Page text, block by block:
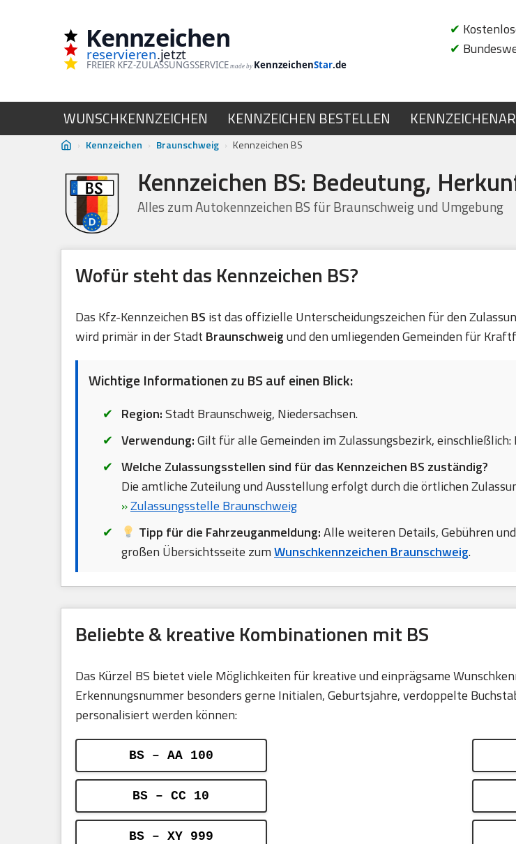
Kennzeichen
reservieren.jetzt
FREIER KFZ-ZULASSUNGSSERVICE made by KennzeichenStar.de
✔
✔
WUNSCHKENNZEICHEN KENNZEICHEN BESTELLEN
› Kennzeichen › Braunschweig › Kennzeichen BS
Kennzeichen BS: Bedeutung,
Alles zum Autokennzeichen BS für Braunschweig und Umgebung
Wofür steht das Kennzeichen BS?
Das Kfz-Kennzeichen BS ist das offizielle Unterscheidungszeichen für den
wird primär in der Stadt Braunschweigund den umliegenden Gemeinden für
Wichtige Informationen zu BS auf einen Blick:
Region:Stadt Braunschweig, Niedersachsen.
Verwendung:Gilt für alle Gemeinden im Zulassungsbezirk, einschließlich:
Welche Zulassungsstellen sind für das Kennzeichen BS zuständig?
Die amtliche Zuteilung und Ausstellung erfolgt durch die örtlichen
»Zulassungsstelle Braunschweig
Tipp für die Fahrzeuganmeldung:Alle weiteren Details, Gebühren
großen Übersichtsseite zumWunschkennzeichen Braunschweig.
Beliebte & kreative Kombinationen mit BS
Das Kürzel BS bietet viele Möglichkeiten für kreative und einprägsame
Erkennungsnummer besonders gerne Initialen, Geburtsjahre, verdoppelte
personalisiert werden können:
BS – AA 100
BS – CC 10
BS – XY 999